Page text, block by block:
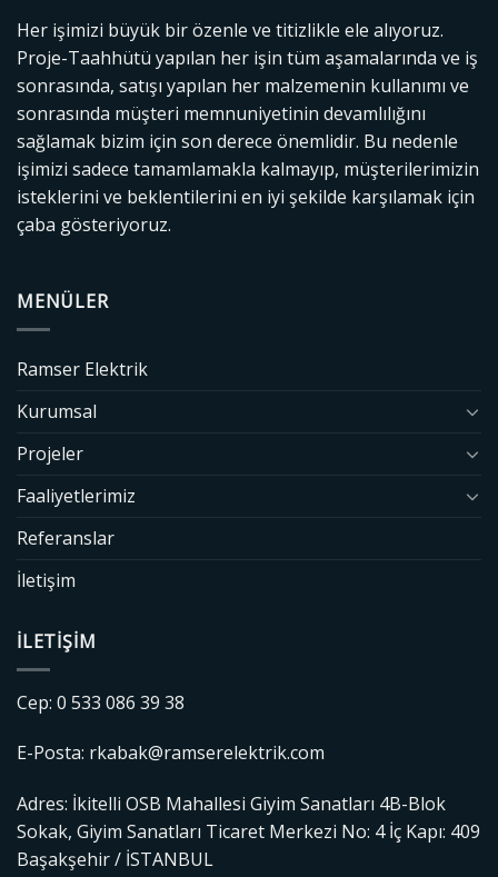
Her işimizi büyük bir özenle ve titizlikle ele alıyoruz.
Proje-Taahhütü yapılan her işin tüm aşamalarında ve iş
sonrasında, satışı yapılan her malzemenin kullanımı ve
sonrasında müşteri memnuniyetinin devamlılığını
sağlamak bizim için son derece önemlidir. Bu nedenle
işimizi sadece tamamlamakla kalmayıp, müşterilerimizin
isteklerini ve beklentilerini en iyi şekilde karşılamak için
çaba gösteriyoruz.
MENÜLER
Ramser Elektrik
Kurumsal
Projeler
Faaliyetlerimiz
Referanslar
İletişim
İLETIŞIM
Cep: 0 533 086 39 38
E-Posta: rkabak@ramserelektrik.com
Adres: İkitelli OSB Mahallesi Giyim Sanatları 4B-Blok
Sokak, Giyim Sanatları Ticaret Merkezi No: 4 İç Kapı: 409
Başakşehir / İSTANBUL